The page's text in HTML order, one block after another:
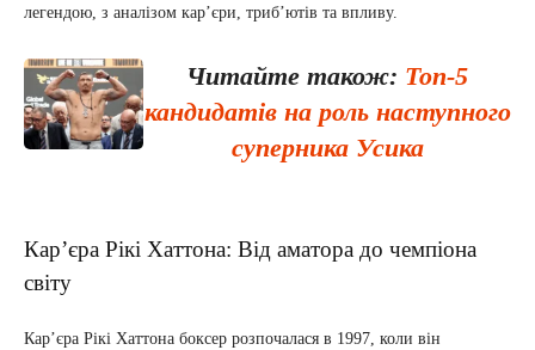
легендою, з аналізом кар’єри, триб’ютів та впливу.
Читайте також: Топ-5
кандидатів на роль наступного
суперника Усика
Кар’єра Рікі Хаттона: Від аматора до чемпіона
світу
Кар’єра Рікі Хаттона боксер розпочалася в 1997, коли він